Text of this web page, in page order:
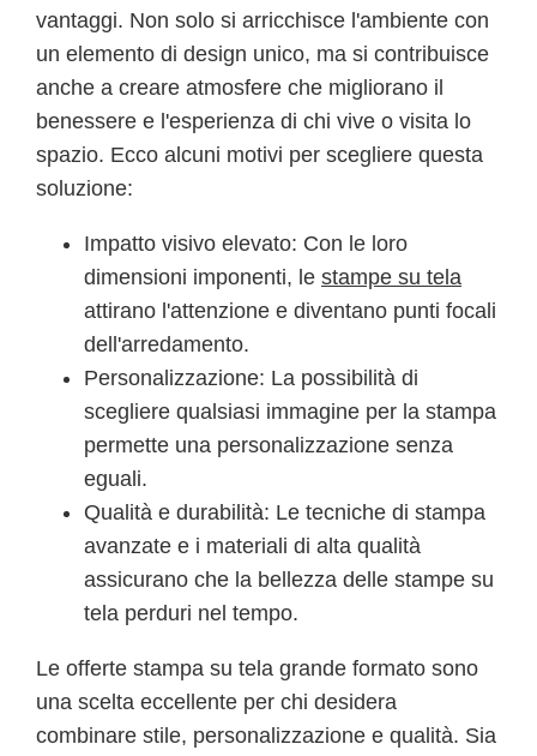
vantaggi. Non solo si arricchisce l'ambiente con
un elemento di design unico, ma si contribuisce
anche a creare atmosfere che migliorano il
benessere e l'esperienza di chi vive o visita lo
spazio. Ecco alcuni motivi per scegliere questa
soluzione:
Impatto visivo elevato: Con le loro
dimensioni imponenti, le stampe su tela
attirano l'attenzione e diventano punti focali
dell'arredamento.
Personalizzazione: La possibilità di
scegliere qualsiasi immagine per la stampa
permette una personalizzazione senza
eguali.
Qualità e durabilità: Le tecniche di stampa
avanzate e i materiali di alta qualità
assicurano che la bellezza delle stampe su
tela perduri nel tempo.
Le offerte stampa su tela grande formato sono
una scelta eccellente per chi desidera
combinare stile, personalizzazione e qualità. Sia